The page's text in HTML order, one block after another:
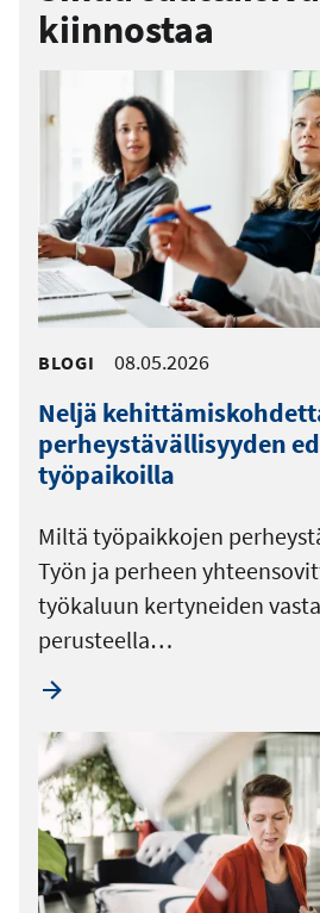
kiinnostaa
BLOGI 08.05.2026
Neljä
perheystävällisyyden
työpaikoilla
Miltä työpaikkojen
Työn ja perheen
työkaluun kertyneiden
perusteella…